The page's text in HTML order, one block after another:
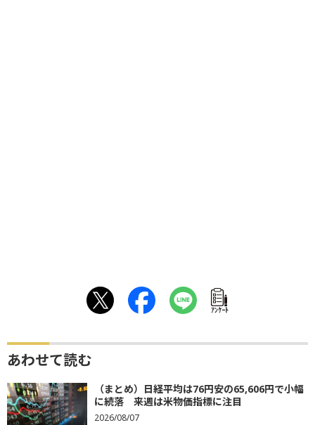
ｱﾝｹｰﾄ
あわせて読む
（まとめ）日経平均は76円安の65,606円で小幅
に続落 来週は米物価指標に注目
2026/08/07